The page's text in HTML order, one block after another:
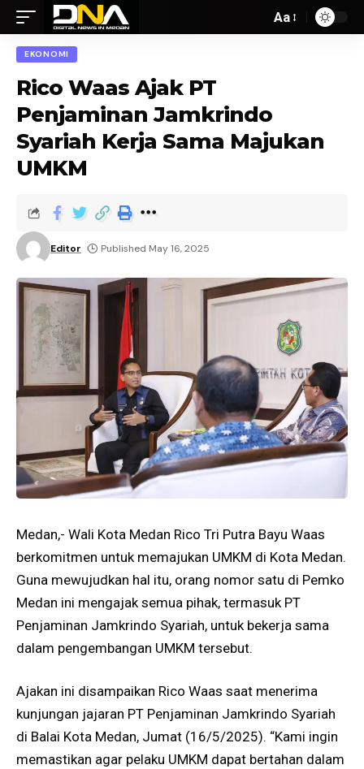
Aa
EKONOMI
Rico Waas Ajak PT
Penjaminan Jamkrindo
Syariah Kerja Sama Majukan
UMKM
Editor Published May 16, 2025
Medan,- Wali Kota Medan Rico Tri Putra Bayu Waas
berkomitmen untuk memajukan UMKM di Kota Medan.
Guna mewujudkan hal itu, orang nomor satu di Pemko
Medan ini mengajak semua pihak, termasuk PT
Penjaminan Jamkrindo Syariah, untuk bekerja sama
dalam pengembangan UMKM tersebut.
Ajakan ini disampaikan Rico Waas saat menerima
kunjungan jajaran PT Penjaminan Jamkrindo Syariah
di Balai Kota Medan, Jumat (16/5/2025). “Kami ingin
memastikan agar pelaku UMKM dapat bertahan dalam